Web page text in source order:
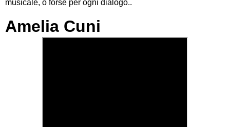
musicale, o forse per ogni dialogo..
Amelia Cuni